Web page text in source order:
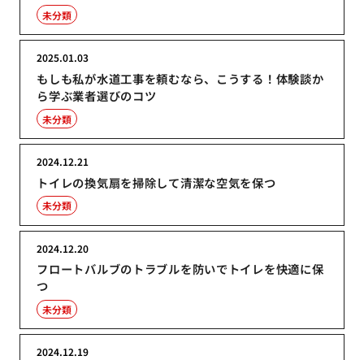
未分類
もしも私が水道工事を頼むなら、こうする！体験談か
ら学ぶ業者選びのコツ
2025.01.03
未分類
トイレの換気扇を掃除して清潔な空気を保つ
2024.12.21
未分類
フロートバルブのトラブルを防いでトイレを快適に保
つ
2024.12.20
未分類
2024.12.19